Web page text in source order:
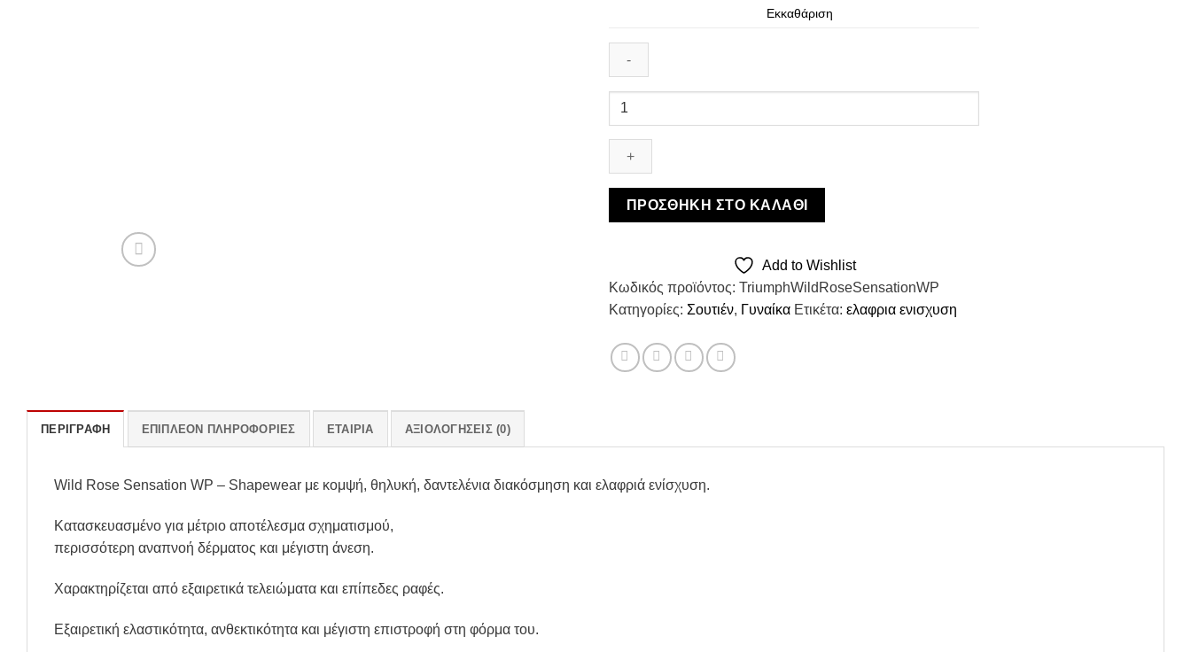
Εκκαθάριση
Triumph
Rose
Sensation
Ελαφριά
ΠΡΟΣΘΉΚΗ ΣΤΟ ΚΑΛΆΘΙ
Add to Wishlist
Κωδικός προϊόντος: TriumphWildRoseSensationWP
Κατηγορίες: Σουτιέν, Γυναίκα Ετικέτα: ελαφρια ενισχυση
ΠΕΡΙΓΡΑΦΉ ΕΠΙΠΛΈΟΝ ΠΛΗΡΟΦΟΡΊΕΣ ΕΤΑΙΡΊΑ ΑΞΙΟΛΟΓΉΣΕΙΣ (0)
Wild Rose Sensation WP – Shapewear με κομψή, θηλυκή, δαντελένια διακόσμηση και ελαφριά ενίσχυση.
Κατασκευασμένο για μέτριο αποτέλεσμα σχηματισμού,
περισσότερη αναπνοή δέρματος και μέγιστη άνεση.
Χαρακτηρίζεται από εξαιρετικά τελειώματα και επίπεδες ραφές.
Εξαιρετική ελαστικότητα, ανθεκτικότητα και μέγιστη επιστροφή στη φόρμα του.